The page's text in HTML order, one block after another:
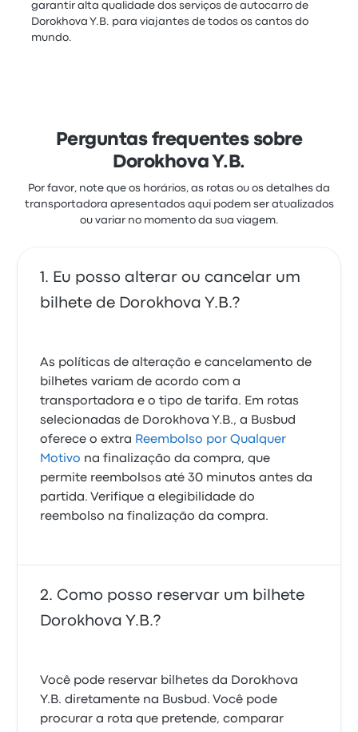
garantir alta qualidade dos serviços de autocarro de
Dorokhova Y.B. para viajantes de todos os cantos do
mundo.
Perguntas frequentes sobre
Dorokhova Y.B.
Por favor, note que os horários, as rotas ou os detalhes da
transportadora apresentados aqui podem ser atualizados
ou variar no momento da sua viagem.
Eu posso alterar ou cancelar um
bilhete de Dorokhova Y.B.?
As políticas de alteração e cancelamento de
bilhetes variam de acordo com a
transportadora e o tipo de tarifa. Em rotas
selecionadas de Dorokhova Y.B., a Busbud
oferece o extra Reembolso por Qualquer
Motivo na finalização da compra, que
permite reembolsos até 30 minutos antes da
partida. Verifique a elegibilidade do
reembolso na finalização da compra.
Como posso reservar um bilhete
Dorokhova Y.B.?
Você pode reservar bilhetes da Dorokhova
Y.B. diretamente na Busbud. Você pode
procurar a rota que pretende, comparar